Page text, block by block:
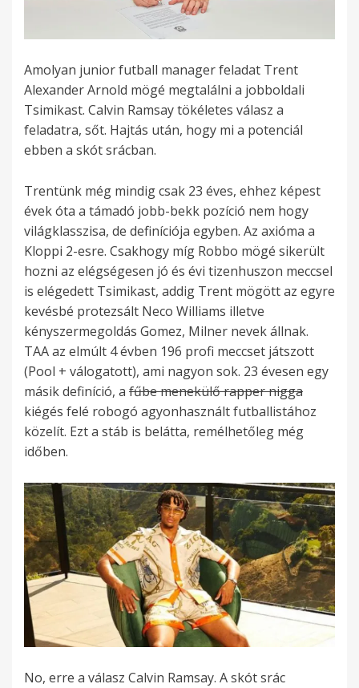
Amolyan junior futball manager feladat Trent
Alexander Arnold mögé megtalálni a jobboldali
Tsimikast. Calvin Ramsay tökéletes válasz a
feladatra, sőt. Hajtás után, hogy mi a potenciál
ebben a skót srácban.
Trentünk még mindig csak 23 éves, ehhez képest
évek óta a támadó jobb-bekk pozíció nem hogy
világklasszisa, de definíciója egyben. Az axióma a
Kloppi 2-esre. Csakhogy míg Robbo mögé sikerült
hozni az elégségesen jó és évi tizenhuszon meccsel
is elégedett Tsimikast, addig Trent mögött az egyre
kevésbé protezsált Neco Williams illetve
kényszermegoldás Gomez, Milner nevek állnak.
TAA az elmúlt 4 évben 196 profi meccset játszott
(Pool + válogatott), ami nagyon sok. 23 évesen egy
másik definíció, a fűbe menekülő rapper nigga
kiégés felé robogó agyonhasznált futballistához
közelít. Ezt a stáb is belátta, remélhetőleg még
időben.
No, erre a válasz Calvin Ramsay. A skót srác